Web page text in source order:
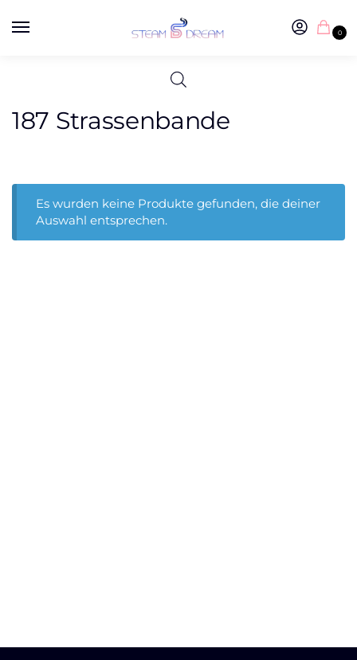
0
187 Strassenbande
Es wurden keine Produkte gefunden, die deiner
Auswahl entsprechen.